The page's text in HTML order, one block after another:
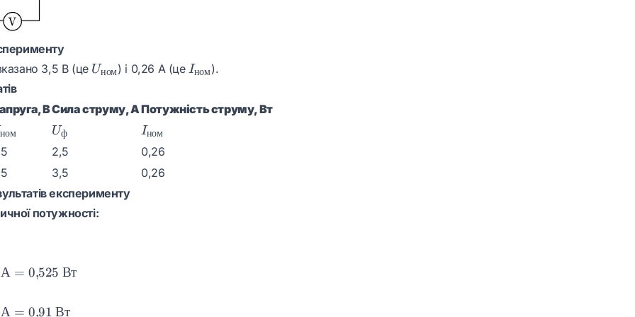
3,5 В (це U_{\text{ном}}
Uном) і 0,26 А (цеI_{\text{ном}}
Iном).
ВСила струму, АПотужність струму, Вт
ном U_{\text{ф}}
Uф I_{\text{ном}}
Iном
2,5
0,26
3,5
0,26
експерименту
потужності:
А = 0,525 Вт
А = 0,91 Вт